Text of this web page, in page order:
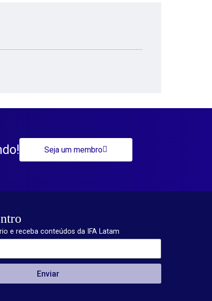
Seja um membro
e receba conteúdos da IFA Latam
Enviar